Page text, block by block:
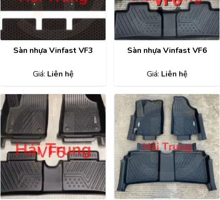
Sàn nhựa Vinfast VF3
Giá: Liên hệ
Sàn nhựa Vinfast VF6
Giá: Liên hệ